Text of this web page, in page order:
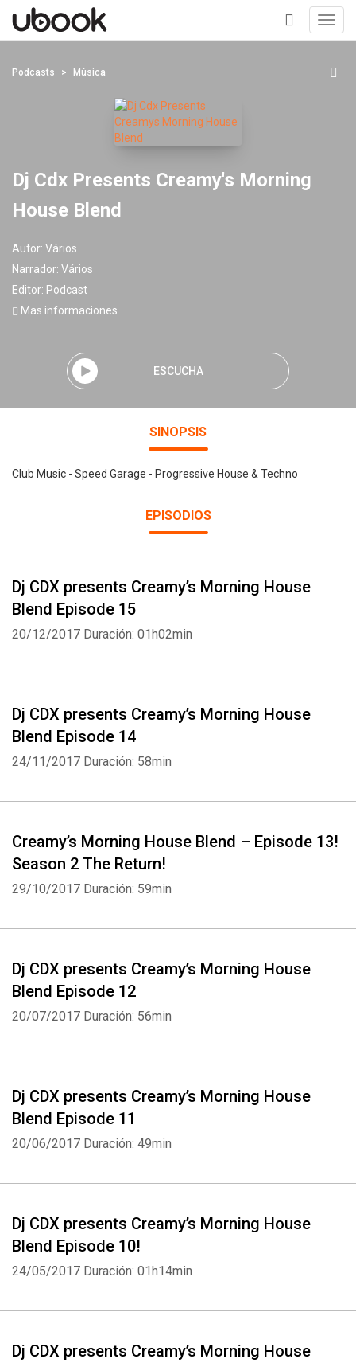
+
Podcasts Música
Dj Cdx Presents Creamy's Morning
House Blend
Autor: Vários
Narrador: Vários
Editor: Podcast
Mas informaciones
ESCUCHA
SINOPSIS
Club Music - Speed Garage - Progressive House & Techno
EPISODIOS
Dj CDX presents Creamy’s Morning House
Blend Episode 15
20/12/2017 Duración: 01h02min
Dj CDX presents Creamy’s Morning House
Blend Episode 14
24/11/2017 Duración: 58min
Creamy’s Morning House Blend – Episode 13!
Season 2 The Return!
29/10/2017 Duración: 59min
Dj CDX presents Creamy’s Morning House
Blend Episode 12
20/07/2017 Duración: 56min
Dj CDX presents Creamy’s Morning House
Blend Episode 11
20/06/2017 Duración: 49min
Dj CDX presents Creamy’s Morning House
Blend Episode 10!
24/05/2017 Duración: 01h14min
Dj CDX presents Creamy’s Morning House